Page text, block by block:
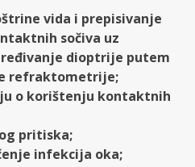
vida i prepisivanje
sočiva uz
dioptrije putem
refraktometrije;
o korištenju kontaktnih
pritiska;
infekcija oka;